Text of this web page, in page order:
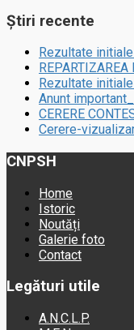
Știri recente
Rezultate
Rezultate
Anunt important_
CERERE
Cerere-
CNPSH
Home
Istoric
Noutăți
Galerie foto
Contact
Legături utile
A.N.C.L.P.